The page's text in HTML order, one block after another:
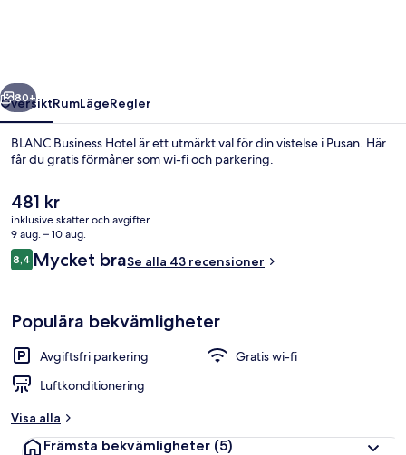
Nästa
80+
ÖversiktRumLägeRegler
BLANC Business Hotel är ett utmärkt val för din vistelse i Pusan. Här
får du gratis förmåner som wi-fi och parkering.
Det
nuvarande
priset
är
481 kr
481 kr
inklusive skatter och avgifter
9 aug. – 10 aug.
Recensioner
8,48,4 av 10,
Mycket braSe alla 43 recensioner
Populära bekvämligheter
Avgiftsfri parkering
Gratis wi-fi
Luftkonditionering
Visa alla
Främsta bekvämligheter (5)